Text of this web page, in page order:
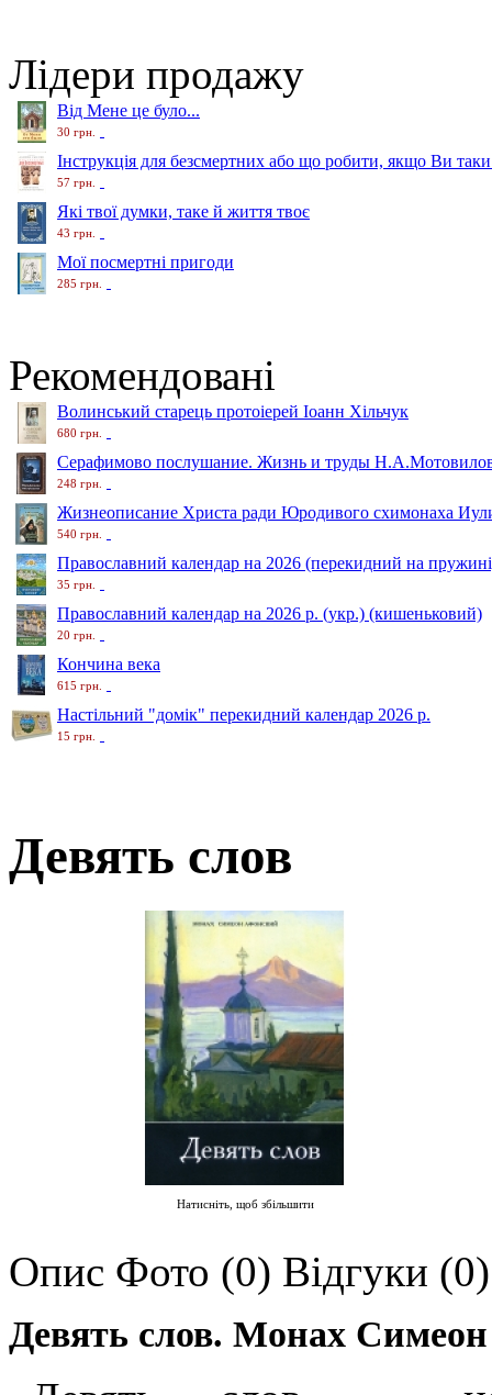
Лідери продажу
Від Мене це було...
30 грн.
Інструкція для безсмертних або що робити, якщо Ви
57 грн.
Які твої думки, таке й життя твоє
43 грн.
Мої посмертні пригоди
285 грн.
Рекомендовані
Волинський старець протоіерей Іоанн Хільчук
680 грн.
Серафимово послушание. Жизнь и труды
248 грн.
Жизнеописание Христа ради Юродивого схимонаха
540 грн.
Православний календар на 2026 (перекидний на
35 грн.
Православний календар на 2026 р. (укр.) (кишеньковий)
20 грн.
Кончина века
615 грн.
Настільний "домік" перекидний календар 2026 р.
15 грн.
Девять слов
Натисніть, щоб збільшити
Опис Фото (0) Відгуки (0)
Девять слов. Монах